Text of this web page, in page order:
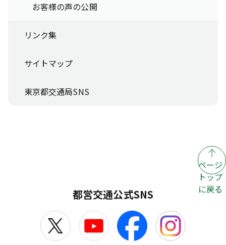
お客様の声の公開
リンク集
サイトマップ
東京都交通局SNS
ページ
トップ
に戻る
都営交通公式SNS